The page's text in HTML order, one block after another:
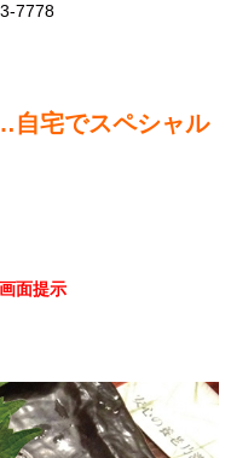
7778
自宅でスペシャル
面提示